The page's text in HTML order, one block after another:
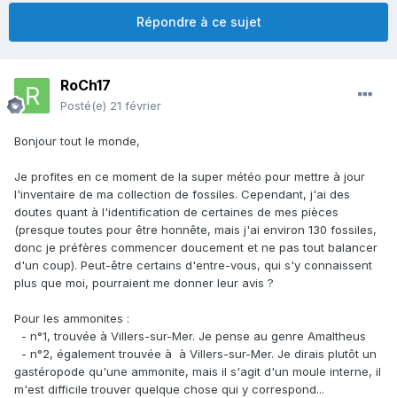
Répondre à ce sujet
RoCh17
Posté(e) 21 février
Bonjour tout le monde,
Je profites en ce moment de la super météo pour mettre à jour
l'inventaire de ma collection de fossiles. Cependant, j'ai des
doutes quant à l'identification de certaines de mes pièces
(presque toutes pour être honnête, mais j'ai environ 130 fossiles,
donc je préfères commencer doucement et ne pas tout balancer
d'un coup). Peut-être certains d'entre-vous, qui s'y connaissent
plus que moi, pourraient me donner leur avis ?
Pour les ammonites :
- n°1, trouvée à Villers-sur-Mer. Je pense au genre Amaltheus
- n°2, également trouvée à à Villers-sur-Mer. Je dirais plutôt un
gastéropode qu'une ammonite, mais il s'agit d'un moule interne, il
m'est difficile trouver quelque chose qui y correspond...